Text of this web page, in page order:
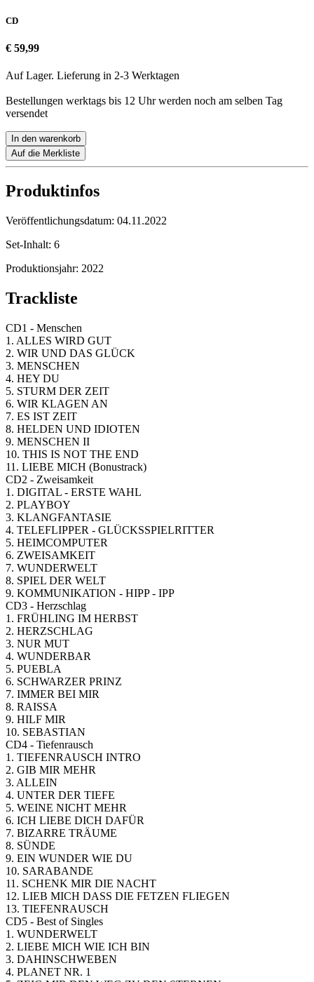
CD
€ 59,99
Auf Lager. Lieferung in 2-3 Werktagen
Bestellungen werktags bis 12 Uhr werden noch am selben Tag
versendet
In den warenkorb
Auf die Merkliste
Produktinfos
Veröffentlichungsdatum: 04.11.2022
Set-Inhalt: 6
Produktionsjahr: 2022
Trackliste
CD1 - Menschen
1. ALLES WIRD GUT
2. WIR UND DAS GLÜCK
3. MENSCHEN
4. HEY DU
5. STURM DER ZEIT
6. WIR KLAGEN AN
7. ES IST ZEIT
8. HELDEN UND IDIOTEN
9. MENSCHEN II
10. THIS IS NOT THE END
11. LIEBE MICH (Bonustrack)
CD2 - Zweisamkeit
1. DIGITAL - ERSTE WAHL
2. PLAYBOY
3. KLANGFANTASIE
4. TELEFLIPPER - GLÜCKSSPIELRITTER
5. HEIMCOMPUTER
6. ZWEISAMKEIT
7. WUNDERWELT
8. SPIEL DER WELT
9. KOMMUNIKATION - HIPP - IPP
CD3 - Herzschlag
1. FRÜHLING IM HERBST
2. HERZSCHLAG
3. NUR MUT
4. WUNDERBAR
5. PUEBLA
6. SCHWARZER PRINZ
7. IMMER BEI MIR
8. RAISSA
9. HILF MIR
10. SEBASTIAN
CD4 - Tiefenrausch
1. TIEFENRAUSCH INTRO
2. GIB MIR MEHR
3. ALLEIN
4. UNTER DER TIEFE
5. WEINE NICHT MEHR
6. ICH LIEBE DICH DAFÜR
7. BIZARRE TRÄUME
8. SÜNDE
9. EIN WUNDER WIE DU
10. SARABANDE
11. SCHENK MIR DIE NACHT
12. LIEB MICH DASS DIE FETZEN FLIEGEN
13. TIEFENRAUSCH
CD5 - Best of Singles
1. WUNDERWELT
2. LIEBE MICH WIE ICH BIN
3. DAHINSCHWEBEN
4. PLANET NR. 1